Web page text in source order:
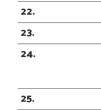
22
23
24
25